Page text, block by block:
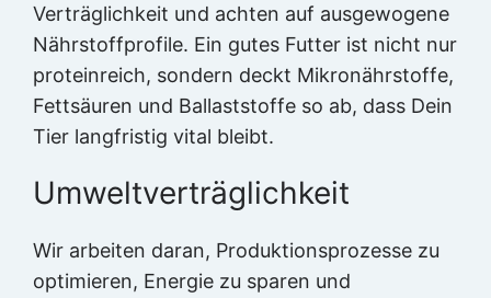
Verträglichkeit und achten auf ausgewogene
Nährstoffprofile. Ein gutes Futter ist nicht nur
proteinreich, sondern deckt Mikronährstoffe,
Fettsäuren und Ballaststoffe so ab, dass Dein
Tier langfristig vital bleibt.
Umweltverträglichkeit
Wir arbeiten daran, Produktionsprozesse zu
optimieren, Energie zu sparen und